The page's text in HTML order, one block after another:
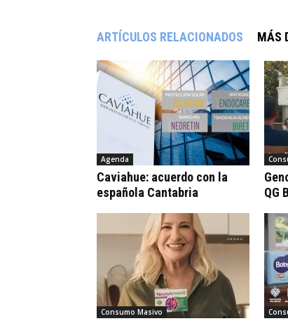
ARTÍCULOS RELACIONADOS MÁS
Agenda
Caviahue: acuerdo con la
española Cantabria
QG
Consumo Masivo